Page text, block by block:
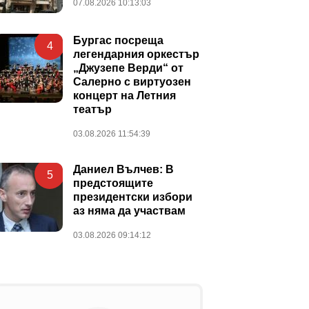
07.08.2026 10:13:03
4
Бургас посреща
легендарния оркестър
„Джузепе Верди“ от
Салерно с виртуозен
концерт на Летния
театър
03.08.2026 11:54:39
5
Даниел Вълчев: В
предстоящите
президентски избори
аз няма да участвам
03.08.2026 09:14:12